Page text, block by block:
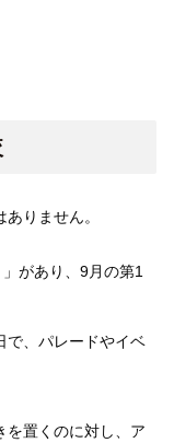
りません。
があり、9月の第1
で、パレードやイベ
を置くのに対し、ア